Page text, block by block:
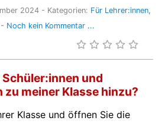
2024 - Kategorien: Für Lehrer:innen
- Noch kein Kommentar ...
und
zu meiner Klasse hinzu?
Klasse und öffnen Sie die